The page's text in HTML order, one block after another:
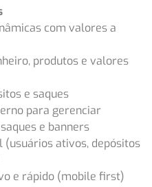
com valores a
produtos e valores
e saques
para gerenciar
e banners
ativos, depósitos
e rápido (mobile first)